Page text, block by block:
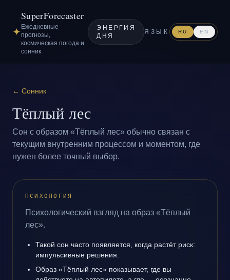
✦
SuperForecaster
Ежедневные
прогнозы,
космическая погода и
сонник
ЭНЕРГИЯ
ДНЯ
ЯЗЫК RU EN
← Сонник
Тёплый лес
Сон с образом «Тёплый лес» обычно связан с
текущим внутренним процессом и моментом, где
нужен более точный выбор.
ПСИХОЛОГИЯ
Психологический взгляд на образ «Тёплый
лес».
Такой сон часто появляется, когда растёт риск:
импульсивные решения.
Образ «Тёплый лес» показывает, где вы